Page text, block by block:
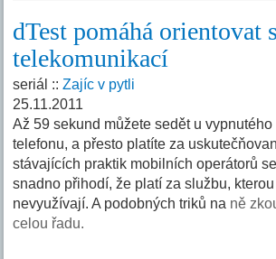
dTest pomáhá orientovat
telekomunikací
seriál ::Zajíc v pytli
25.11.2011
Až 59 sekund můžete sedět u
telefonu, a přesto platíte za
stávajících praktik mobilních operátorů
snadno přihodí, že platí za službu,
nevyužívají. A podobných triků na ně
celou řadu.